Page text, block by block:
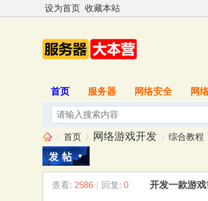
设为首页 收藏本站
首页 服务器 网络安全 网
»
首页
›
网络游戏开发
›
综合教程
›
查看: 2586 | 回复: 0 开发一款游